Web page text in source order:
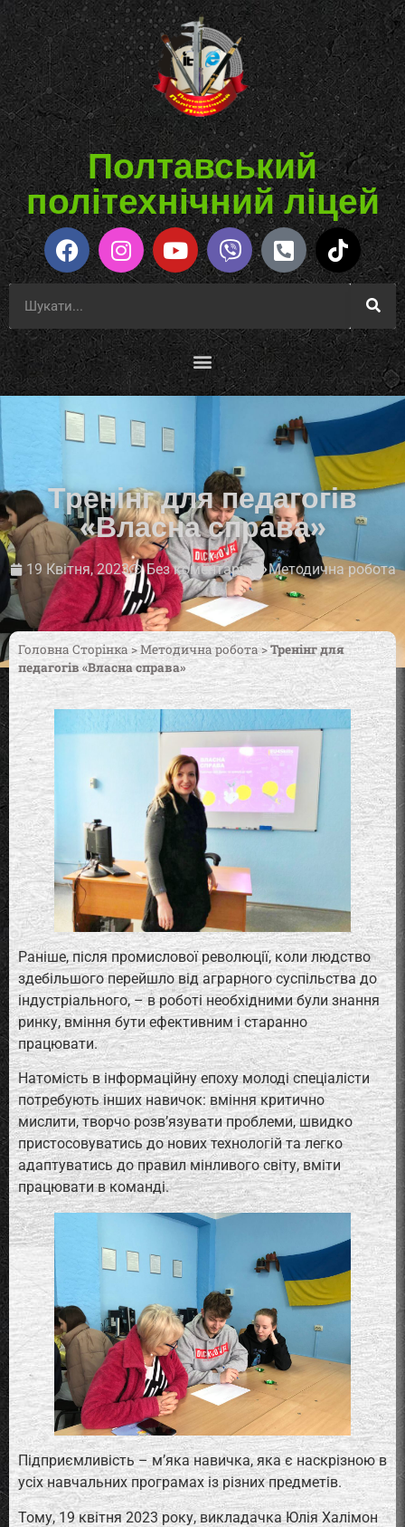
Полтавський
політехнічний ліцей
Тренінг для педагогів
«Власна справа»
19 Квітня, 2023 Без коментарів Методична робота
Головна Сторінка >Методична робота>Тренінг для
педагогів «Власна справа»
Раніше, після промислової революції, коли людство
здебільшого перейшло від аграрного суспільства до
індустріального, – в роботі необхідними були знання
ринку, вміння бути ефективним і старанно
працювати.
Натомість в інформаційну епоху молоді спеціалісти
потребують інших навичок: вміння критично
мислити, творчо розв’язувати проблеми, швидко
пристосовуватись до нових технологій та легко
адаптуватись до правил мінливого світу, вміти
працювати в команді.
Підприємливість – м’яка навичка, яка є наскрізною в
усіх навчальних програмах із різних предметів.
Тому, 19 квітня 2023 року, викладачка Юлія Халімон